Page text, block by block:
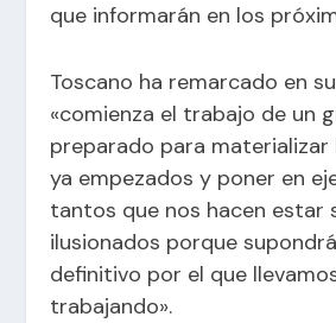
que informarán en los
Toscano ha remarcado en
«comienza el trabajo de un
preparado para
ya empezados y poner en
tantos que nos hacen estar
ilusionados porque
definitivo por el que
trabajando».